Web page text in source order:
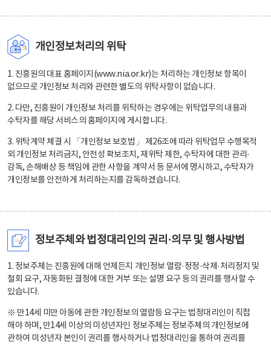
개인정보처리의 위탁
1. 진흥원의 대표 홈페이지(www.nia.or.kr)는 처리하는 개인정보 항목이
없으므로 개인정보 처리와 관련한 별도의 위탁사항이 없습니다.
2. 다만, 진흥원이 개인정보 처리를 위탁하는 경우에는 위탁업무의 내용과
수탁자를 해당 서비스의 홈페이지에 게시합니다.
3. 위탁계약 체결 시 「개인정보 보호법」 제26조에 따라 위탁업무 수행목적
외 개인정보 처리금지, 안전성 확보조치, 재위탁 제한, 수탁자에 대한 관리·
감독, 손해배상 등 책임에 관한 사항을 계약서 등 문서에 명시하고, 수탁자가
개인정보를 안전하게 처리하는지를 감독하겠습니다.
정보주체와 법정대리인의 권리·의무 및 행사방법
1. 정보주체는 진흥원에 대해 언제든지 개인정보 열람·정정·삭제·처리정지 및
철회 요구, 자동화된 결정에 대한 거부 또는 설명 요구 등의 권리를 행사할 수
있습니다.
※ 만14세 미만 아동에 관한 개인정보의 열람등 요구는 법정대리인이 직접
해야 하며, 만14세 이상의 미성년자인 정보주체는 정보주체의 개인정보에
관하여 미성년자 본인이 권리를 행사하거나 법정대리인을 통하여 권리를